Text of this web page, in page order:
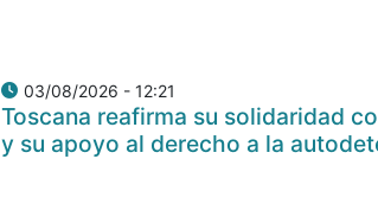
03/08/2026 - 12:21
Toscana reafirma su solidaridad
y su apoyo al derecho a la